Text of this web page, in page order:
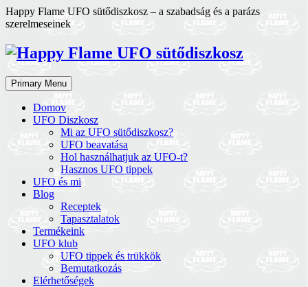
Skip
to
Happy Flame UFO sütődiszkosz – a szabadság és a parázs
szerelmeseinek
Primary Menu
Domov
UFO Diszkosz
Mi az UFO sütődiszkosz?
UFO beavatása
Hol használhatjuk az UFO-t?
Hasznos UFO tippek
UFO és mi
Blog
Receptek
Tapasztalatok
Termékeink
UFO klub
UFO tippek és trükkök
Bemutatkozás
Elérhetőségek